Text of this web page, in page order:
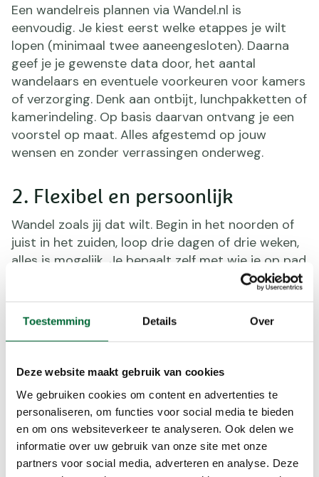
Toestemming Details Over
Deze website maakt gebruik van cookies
We gebruiken cookies om content en advertenties te
personaliseren, om functies voor social media te bieden
en om ons websiteverkeer te analyseren. Ook delen we
informatie over uw gebruik van onze site met onze
partners voor social media, adverteren en analyse. Deze
Een wandelreis plannen via Wandel.nl is
eenvoudig. Je kiest eerst welke etappes je wilt
lopen (minimaal twee aaneengesloten). Daarna
geef je je gewenste data door, het aantal
wandelaars en eventuele voorkeuren voor kamers
of verzorging. Denk aan ontbijt, lunchpakketten of
kamerindeling. Op basis daarvan ontvang je een
voorstel op maat. Alles afgestemd op jouw
wensen en zonder verrassingen onderweg.
2. Flexibel en persoonlijk
Wandel zoals jij dat wilt. Begin in het noorden of
juist in het zuiden, loop drie dagen of drie weken,
alles is mogelijk. Je bepaalt zelf met wie je op pad
gaat, wanneer je vertrekt en hoe snel je loopt. De
praktische invulling wordt daarop afgestemd. Zo
maak je van elke tocht jouw eigen Pieterpad.
uitrusten. De accommodaties liggen zoveel
mogelijk langs de route, en variëren van gezellige
B&B’s tot comfortabele hotels. Je bagage wordt
daar naartoe gebracht terwijl jij onderweg bent,